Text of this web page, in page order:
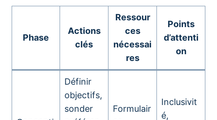
Phase
Actions
clés
Ressour
ces
nécessai
res
Points
d’attenti
on
Définir
objectifs,
sonder
Formulair
Inclusivit
é,